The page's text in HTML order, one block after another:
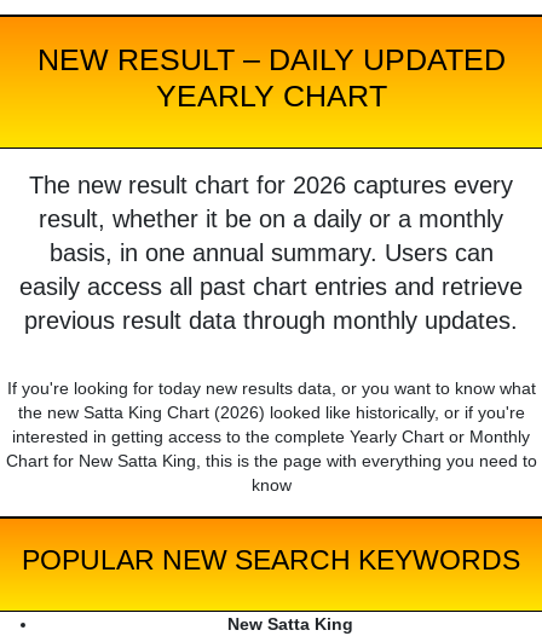
NEW RESULT – DAILY UPDATED
YEARLY CHART
The new result chart for 2026 captures every
result, whether it be on a daily or a monthly
basis, in one annual summary. Users can
easily access all past chart entries and retrieve
previous result data through monthly updates.
If you're looking for today new results data, or you want to know what
the new Satta King Chart (2026) looked like historically, or if you're
interested in getting access to the complete Yearly Chart or Monthly
Chart for New Satta King, this is the page with everything you need to
know
POPULAR NEW SEARCH KEYWORDS
New Satta King